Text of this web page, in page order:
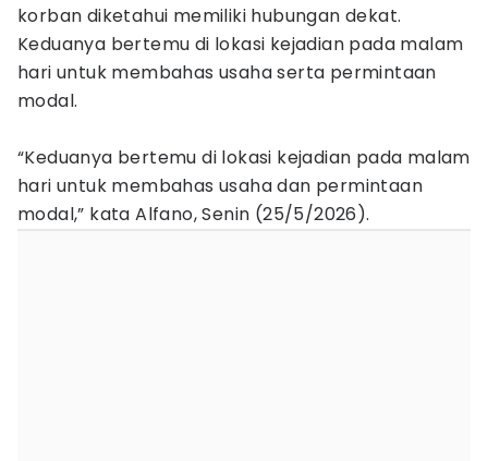
korban diketahui memiliki hubungan dekat.
Keduanya bertemu di lokasi kejadian pada malam
hari untuk membahas usaha serta permintaan
modal.
“Keduanya bertemu di lokasi kejadian pada malam
hari untuk membahas usaha dan permintaan
modal,” kata Alfano, Senin (25/5/2026).